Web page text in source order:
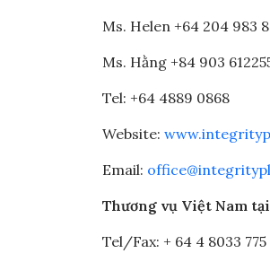
Ms. Helen +64 204 983
Ms. Hằng +84 903
Tel: +64 4889 0868
Website:
Email:
Thương vụ Việt Nam
Tel/Fax: + 64 4 8033